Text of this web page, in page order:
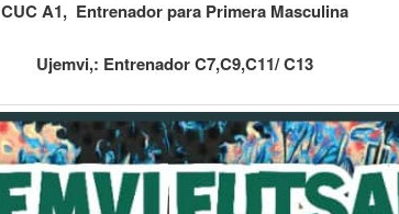
CUC A1, Entrenador para Primera Masculina
Ujemvi,: Entrenador C7,C9,C11/ C13